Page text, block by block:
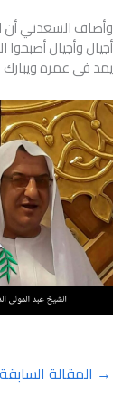
وأضاف السعدني أن
أجيال وأجيال
يمد فى عمره ويبارك
→ المقالة السابقة